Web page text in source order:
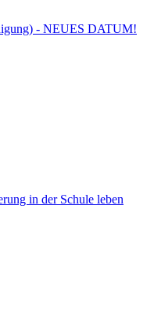
- NEUES DATUM!
in der Schule leben